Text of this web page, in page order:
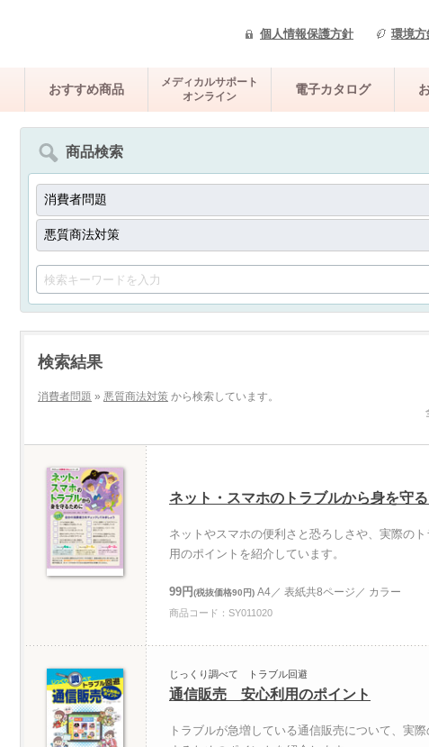
個人情報保護方針 環境方
おすすめ商品
メディカルサポート
オンライン
電子カタログ
商品検索
検索結果
消費者問題 » 悪質商法対策 から検索しています。
ネット・スマホのトラブルから身を守
ネットやスマホの便利さと恐ろしさや、実際の
用のポイントを紹介しています。
99円(税抜価格90円) A4／ 表紙共8ページ／ カラー
商品コード：SY011020
じっくり調べて トラブル回避
通信販売 安心利用のポイント
トラブルが急増している通信販売について、実